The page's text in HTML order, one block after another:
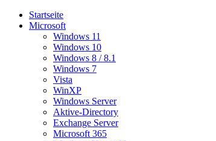
Startseite
Microsoft
Windows 11
Windows 10
Windows 8 / 8.1
Windows 7
Vista
WinXP
Windows Server
Aktive-Directory
Exchange Server
Microsoft 365